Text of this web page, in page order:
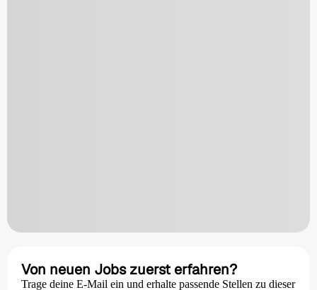
Von neuen Jobs zuerst erfahren?
Trage deine E-Mail ein und erhalte passende Stellen zu dieser